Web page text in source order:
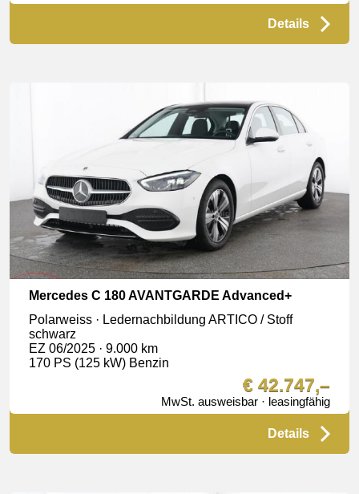
Details
Mercedes C 180 AVANTGARDE Advanced+
Polarweiss · Ledernachbildung ARTICO / Stoff
schwarz
EZ 06/2025 · 9.000 km
170 PS (125 kW) Benzin
€ 42.747,–
MwSt. ausweisbar · leasingfähig
Details